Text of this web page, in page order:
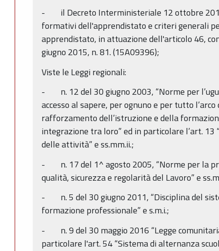
- il Decreto Interministeriale 12 ottobre
formativi dell'apprendistato e criteri generali
apprendistato, in attuazione dell'articolo 46,
giugno 2015, n. 81. (15A09396);
Viste le Leggi regionali:
- n. 12 del 30 giugno 2003, “Norme per
accesso al sapere, per ognuno e per tutto
rafforzamento dell’istruzione e della
integrazione tra loro” ed in particolare l’art.
delle attività” e ss.mm.ii.;
- n. 17 del 1^ agosto 2005, “Norme per la
qualità, sicurezza e regolarità del Lavoro” e
- n. 5 del 30 giugno 2011, “Disciplina del
formazione professionale” e s.m.i.;
- n. 9 del 30 maggio 2016 “Legge
particolare l'art. 54 “Sistema di alternanza